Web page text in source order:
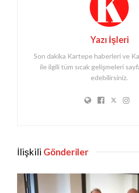
Yazı İşleri
Son dakika Kartepe haberleri ve
ile ilgili tüm sıcak gelişmeleri
edebilirsiniz.
İlişkili Gönderiler